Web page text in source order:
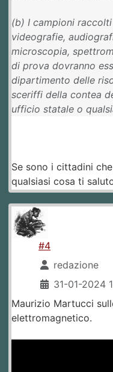
(b) I campioni
videografie,
microscopia,
di prova dovranno
dipartimento delle
sceriffi della contea
ufficio statale o
Se sono i cittadini
qualsiasi cosa ti
#4
redazione
31-01-2024
Maurizio Martucci
elettromagnetico.